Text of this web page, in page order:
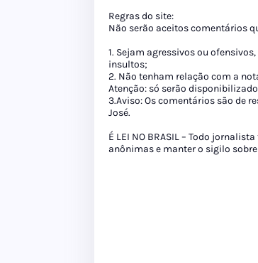
Regras do site:
Não serão aceitos comentários
1. Sejam agressivos ou
insultos;
2. Não tenham relação com a
Atenção: só serão
3.Aviso: Os comentários são de
José.
É LEI NO BRASIL – Todo
anônimas e manter o sigilo sobre